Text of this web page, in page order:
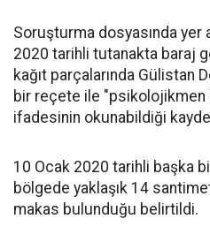
Soruşturma dosyasında yer
2020 tarihli tutanakta baraj
kağıt parçalarında Gülistan
bir reçete ile "psikolojikmen
ifadesinin okunabildiği
10 Ocak 2020 tarihli başka
bölgede yaklaşık 14
makas bulunduğu belirtildi.